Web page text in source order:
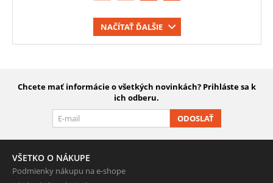
NAČÍTAŤ ĎALŠIE
Chcete mať informácie o všetkých novinkách? Prihláste sa k
ich odberu.
ODOSLAŤ
VŠETKO O NÁKUPE
Podmienky nákupu na e-shope